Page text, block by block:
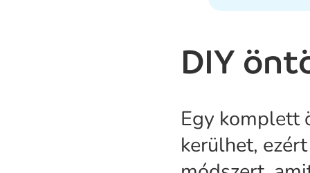
DIY
Egy komplett
kerülhet,